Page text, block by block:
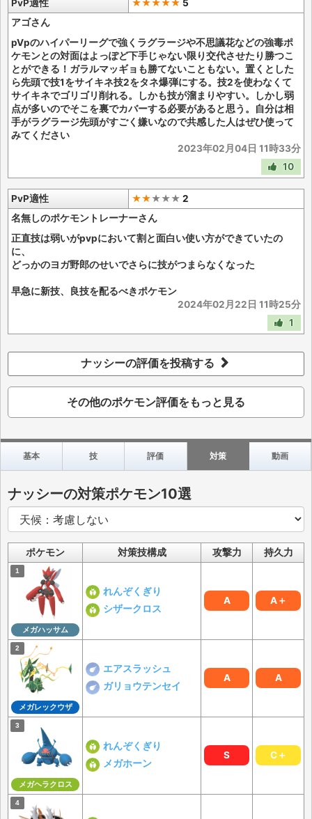
PvP適性 ★★★★★ 5
アゴさん
pVpのハイパーリーグで強くラグラージや不思議花などの強毒ポ
ケモンとの対面はよっぽど下手じゃない限り交代させたり勝つこ
とができる！ガラルマッギョも勝てないこともない。置くとした
ら先頭で技1をサイキネ技2をタネ爆弾にする。技2を使わなくて
サイキネでゴリゴリ削れる。しかも技が溜まりやすい。しかし弱
点が多いのでそこを裏でカバーする必要があると思う。自分は相
手がラグラージ先頭がすごく嫌いなので共感した人はぜひ使って
みてください
2023年02月04日 11時33分
10
PvP適性 ★★★★★ 2
名無しのポケモントレーナーさん
正直技は弱いがpvpにおいて割と面白い使い方ができていたの
に、
どっかのヨガ野郎のせいでさらに技がつまらなくなった
早急に新技、良技を配るべきポケモン
2024年02月22日 11時25分
1
ナッシーの評価を投稿する
その他のポケモン評価をもっと見る
基本 技 評価 対策 動画
ナッシーの対策ポケモン10選
ポケモン 対策技構成 攻撃力 持久力
メガハッサム
れんぞくぎり
シザークロス
A A＋
メガレックウザ
エアスラッシュ
ガリョウテンセイ
A A
メガヘラクロス
れんぞくぎり
メガホーン
S C＋